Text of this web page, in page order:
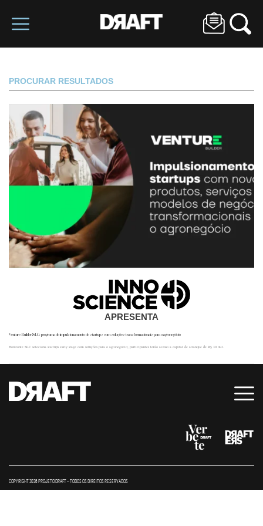
PROCURAR RESULTADOS
APRESENTA
Venture Builder SLC: programa de impulsionamento de startups com soluções transformacionais para o agronegócio
Horizonte SLC seleciona startups early stage com soluções para o agronegócio; participantes terão acesso a capital de arranque de R$ 30 mil.
COPYRIGHT 2026 PROJETO DRAFT – TODOS OS DIREITOS RESERVADOS